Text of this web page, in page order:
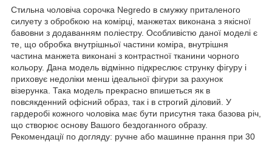
Стильна чоловіча сорочка Negredo в смужку приталеного
силуету з обробкою на комірці, манжетах виконана з якісної
бавовни з додаванням поліестру. Особливістю даної моделі є
те, що обробка внутрішньої частини коміра, внутрішня
частина манжета виконані з контрастної тканини чорного
кольору. Дана модель відмінно підкреслює струнку фігуру і
приховує недоліки менш ідеальної фігури за рахунок
візерунка. Така модель прекрасно впишеться як в
повсякденний офісний образ, так і в строгий діловий. У
гардеробі кожного чоловіка має бути присутня така базова річ,
що створює основу Вашого бездоганного образу.
Рекомендації по догляду: ручне або машинне прання при 30